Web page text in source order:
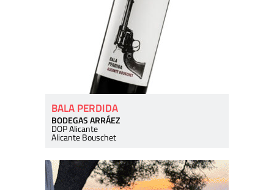
BALA PERDIDA
BODEGAS ARRÁEZ
DOP Alicante
Alicante Bouschet